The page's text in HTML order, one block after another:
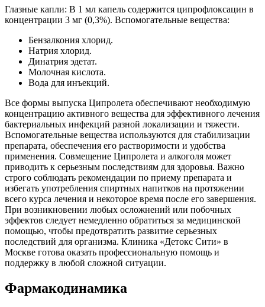
Глазные капли: В 1 мл капель содержится ципрофлоксацин в
концентрации 3 мг (0,3%). Вспомогательные вещества:
Бензалкония хлорид.
Натрия хлорид.
Динатрия эдетат.
Молочная кислота.
Вода для инъекций.
Все формы выпуска Ципролета обеспечивают необходимую
концентрацию активного вещества для эффективного лечения
бактериальных инфекций разной локализации и тяжести.
Вспомогательные вещества используются для стабилизации
препарата, обеспечения его растворимости и удобства
применения. Совмещение Ципролета и алкоголя может
приводить к серьезным последствиям для здоровья. Важно
строго соблюдать рекомендации по приему препарата и
избегать употребления спиртных напитков на протяжении
всего курса лечения и некоторое время после его завершения.
При возникновении любых осложнений или побочных
эффектов следует немедленно обратиться за медицинской
помощью, чтобы предотвратить развитие серьезных
последствий для организма. Клиника «Детокс Сити» в
Москве готова оказать профессиональную помощь и
поддержку в любой сложной ситуации.
Фармакодинамика